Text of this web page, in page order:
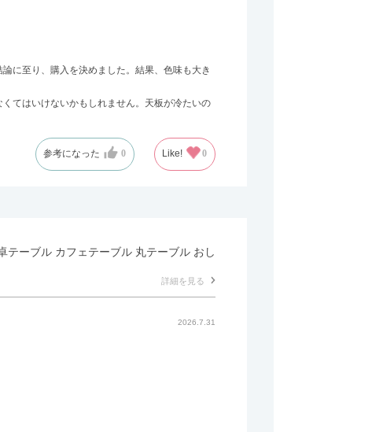
に至り、購入を決めました。結果、色味も大き
てはいけないかもしれません。天板が冷たいの
参考になった 0 Like! 0
テーブル カフェテーブル 丸テーブル おし
詳細を見る
2026.7.31